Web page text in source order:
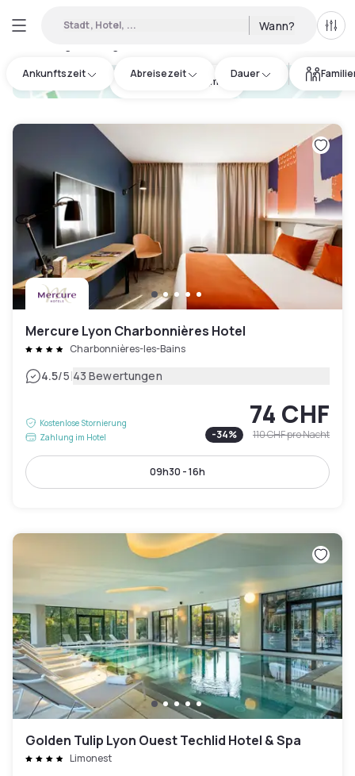
Stadt, Hotel, ... Wann? Alle
Ankunftszeit Abreisezeit Dauer
hotel.cta.view_map
Mercure Lyon Charbonnières Hotel
Charbonnières-les-Bains
4.5/5|43 Bewertungen
Kostenlose Stornierung
Zahlung im Hotel
74 CHF
-34% 110 CHFpro Nacht
09h30 - 16h
Golden Tulip Lyon Ouest Techlid Hotel & Spa
Limonest